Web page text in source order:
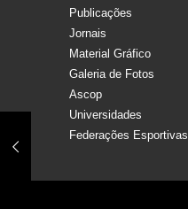
Publicações
Jornais
Material Gráfico
Galeria de Fotos
Ascop
Universidades
Federações Esportivas